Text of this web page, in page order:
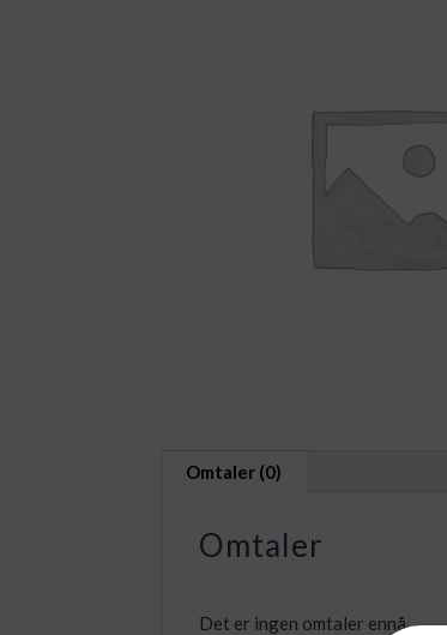
Omtaler (0)
Omtaler
Det er ingen omtaler ennå.